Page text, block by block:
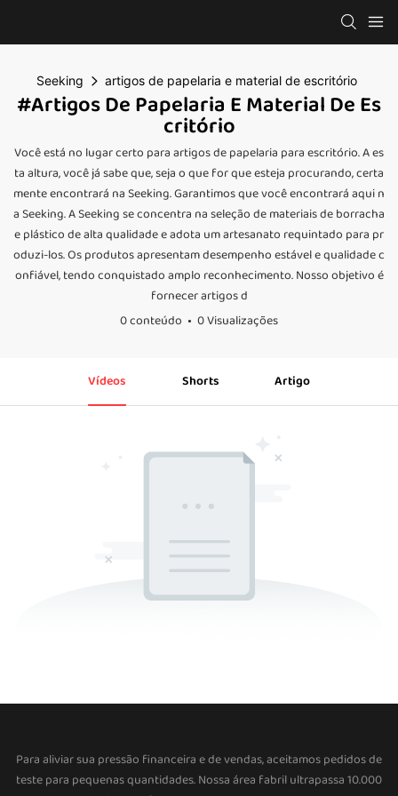
Seeking artigos de papelaria e material de escritório
#artigos De Papelaria E Material De Es
Critório
Você está no lugar certo para artigos de papelaria para escritório. A es
ta altura, você já sabe que, seja o que for que esteja procurando, certa
mente encontrará na Seeking. Garantimos que você encontrará aqui n
a Seeking. A Seeking se concentra na seleção de materiais de borracha
e plástico de alta qualidade e adota um artesanato requintado para pr
oduzi-los. Os produtos apresentam desempenho estável e qualidade c
onfiável, tendo conquistado amplo reconhecimento. Nosso objetivo é
fornecer artigos d
0 conteúdo
0 Visualizações
Vídeos Shorts Artigo
Para aliviar sua pressão financeira e de vendas, aceitamos pedidos de
teste para pequenas quantidades. Nossa área fabril ultrapassa 10.000